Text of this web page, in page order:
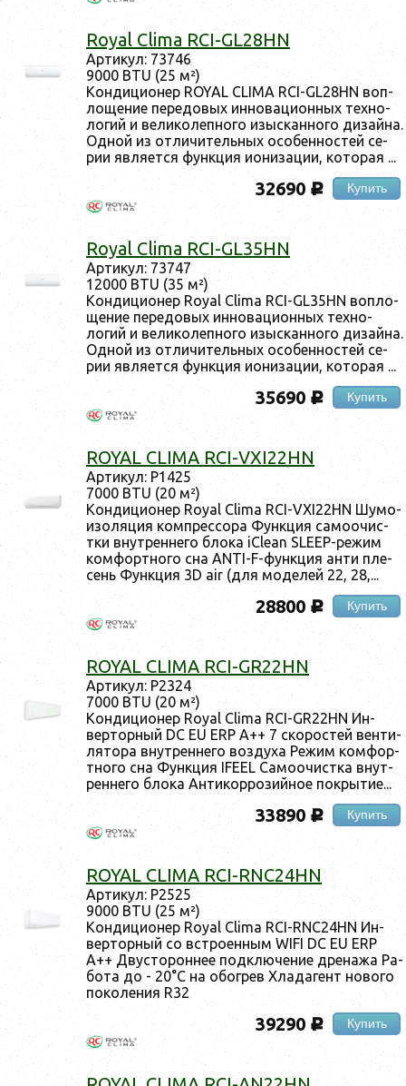
Royal Clima RCI-GL28HN
Ар­ти­кул: 73746
9000 BTU (25 м²)
Кон­ди­ци­онер ROYAL CLIMA RCI-GL28HN воп­
ло­щение пе­редо­вых ин­но­ваци­он­ных тех­но­
логий и ве­лико­леп­но­го изыс­канно­го ди­зай­на.
Од­ной из от­ли­читель­ных осо­бен­ностей се­
рии яв­ля­ет­ся фун­кция и­они­зации, ко­торая ...
32690 c Купить
Royal Clima RCI-GL35HN
Ар­ти­кул: 73747
12000 BTU (35 м²)
Кон­ди­ци­онер Royal Clima RCI-GL35HN воп­ло­
щение пе­редо­вых ин­но­ваци­он­ных тех­но­
логий и ве­лико­леп­но­го изыс­канно­го ди­зай­на.
Од­ной из от­ли­читель­ных осо­бен­ностей се­
рии яв­ля­ет­ся фун­кция и­они­зации, ко­торая ...
35690 c Купить
ROYAL CLIMA RCI-VXI22HN
Ар­ти­кул: P1425
7000 BTU (20 м²)
Кон­ди­ци­онер Royal Clima RCI-VXI22HN Шу­мо­
изо­ляция ком­прес­со­ра Фун­кция са­мо­очис­
тки внут­ренне­го бло­ка iClean SLEEP-ре­жим
ком­фор­тно­го сна ANTI-F-фун­кция ан­ти пле­
сень Фун­кция 3D air (для мо­делей 22, 28,...
28800 c Купить
ROYAL CLIMA RCI-GR22HN
Ар­ти­кул: Р2324
7000 BTU (20 м²)
Кон­ди­ци­онер Royal Clima RCI-GR22HN Ин­
вертор­ный DC EU ERP A++ 7 ско­рос­тей вен­ти­
лято­ра внут­ренне­го воз­ду­ха Ре­жим ком­фор­
тно­го сна Фун­кция IFEEL Са­мо­очис­тка внут­
ренне­го бло­ка Ан­ти­кор­ро­зий­ное пок­ры­тие...
33890 c Купить
ROYAL CLIMA RCI-RNC24HN
Ар­ти­кул: Р2525
9000 BTU (25 м²)
Кон­ди­ци­онер Royal Clima RCI-RNC24HN Ин­
вертор­ный со встро­ен­ным WIFI DC EU ERP
A++ Двус­то­рон­нее под­клю­чение дре­нажа Ра­
бота до - 20°C на обог­рев Хла­дагент но­вого
по­коле­ния R32
39290 c Купить